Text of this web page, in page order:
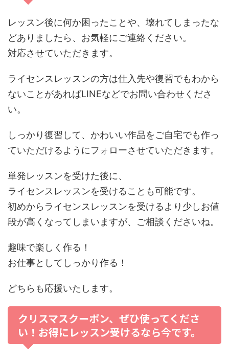
レッスン後に何か困ったことや、壊れてしまったな
どありましたら、お気軽にご連絡ください。
対応させていただきます。
ライセンスレッスンの方は仕入先や復習でもわから
ないことがあればLINEなどでお問い合わせくださ
い。
しっかり復習して、かわいい作品をご自宅でも作っ
ていただけるようにフォローさせていただきます。
単発レッスンを受けた後に、
ライセンスレッスンを受けることも可能です。
初めからライセンスレッスンを受けるより少しお値
段が高くなってしまいますが、ご相談くださいね。
趣味で楽しく作る！
お仕事としてしっかり作る！
どちらも応援いたします。
クリスマスクーポン、ぜひ使ってくださ
い！お得にレッスン受けるなら今です。